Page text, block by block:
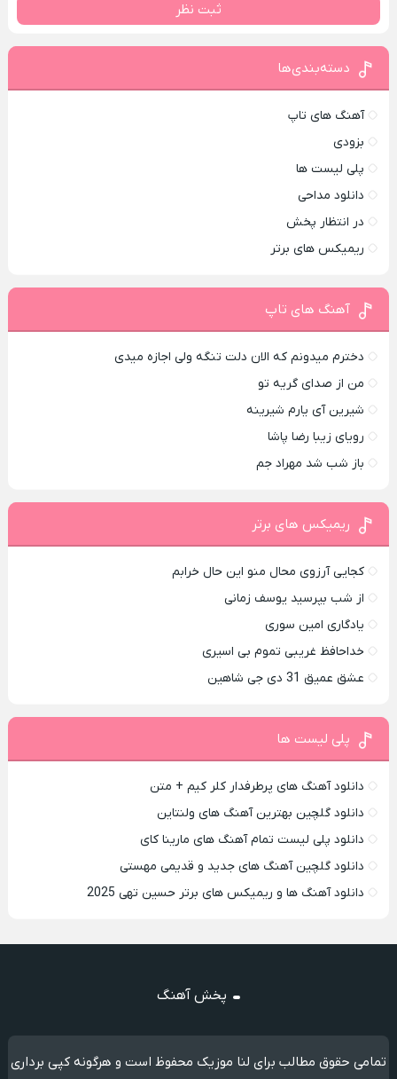
ثبت نظر
دسته‌بندی‌ها
آهنگ های تاپ
بزودی
پلی لیست ها
دانلود مداحی
در انتظار پخش
ریمیکس های برتر
آهنگ های تاپ
دخترم میدونم که الان دلت تنگه ولی اجازه میدی
من از صدای گريه تو
شیرین آی یارم شیرینه
رویای زیبا رضا پاشا
باز شب شد مهراد جم
ریمیکس های برتر
کجایی آرزوی محال منو این حال خرابم
از شب بپرسید یوسف زمانی
یادگاری امین سوری
خداحافظ غریبی تموم بی اسیری
عشق عمیق 31 دی جی شاهین
پلی لیست ها
دانلود آهنگ های پرطرفدار کلر کیم + متن
دانلود گلچین بهترین آهنگ های ولنتاین
دانلود پلی لیست تمام آهنگ های مارینا کای
دانلود گلچین آهنگ های جدید و قدیمی مهستی
دانلود آهنگ ها و ریمیکس های برتر حسین تهی 2025
پخش آهنگ
تمامی حقوق مطالب برای لنا موزیک محفوظ است و هرگونه کپی برداری